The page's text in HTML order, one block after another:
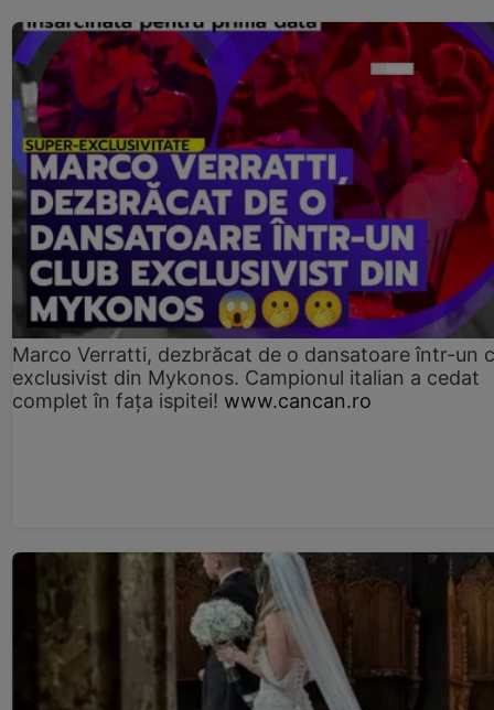
Marco Verratti, dezbrăcat de o dansatoare într-un
exclusivist din Mykonos. Campionul italian a cedat
complet în fața ispitei! www.cancan.ro